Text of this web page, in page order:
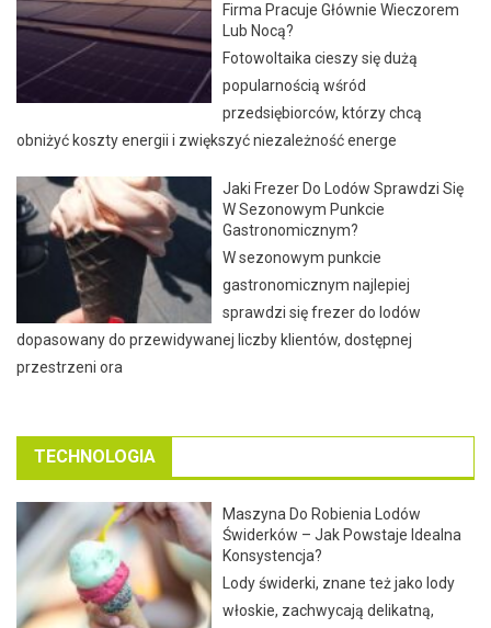
Firma Pracuje Głównie Wieczorem
Lub Nocą?
Fotowoltaika cieszy się dużą
popularnością wśród
przedsiębiorców, którzy chcą
obniżyć koszty energii i zwiększyć niezależność energe
Jaki Frezer Do Lodów Sprawdzi Się
W Sezonowym Punkcie
Gastronomicznym?
W sezonowym punkcie
gastronomicznym najlepiej
sprawdzi się frezer do lodów
dopasowany do przewidywanej liczby klientów, dostępnej
przestrzeni ora
TECHNOLOGIA
Maszyna Do Robienia Lodów
Świderków – Jak Powstaje Idealna
Konsystencja?
Lody świderki, znane też jako lody
włoskie, zachwycają delikatną,